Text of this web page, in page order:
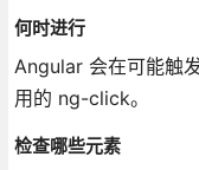
何时进行
Angular 会在可能触
用的 ng-click。
检查哪些元素